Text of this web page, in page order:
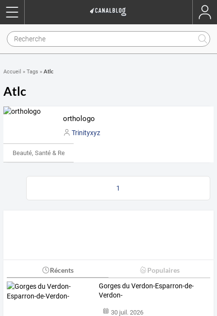
Accueil » Tags » Atlc
Atlc
orthologo
Trinityxyz
Beauté, Santé & Remise en forme
1
Récents Populaires
Gorges du Verdon-Esparron-de-
Verdon-
30 juil. 2026